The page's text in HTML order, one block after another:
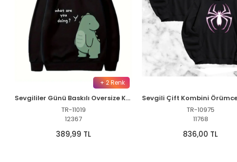
+ 2 Renk
Sevgililer Günü Baskılı Oversize Kapüşonlu Sweatshirt Hoodie - Siyah
TR-11019
12367
389,99 TL
TR-10975
11768
836,00 TL